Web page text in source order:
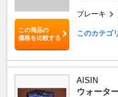
この商品の
価格を比較する
ブレーキ
このカテゴ
AISIN
ウォータ